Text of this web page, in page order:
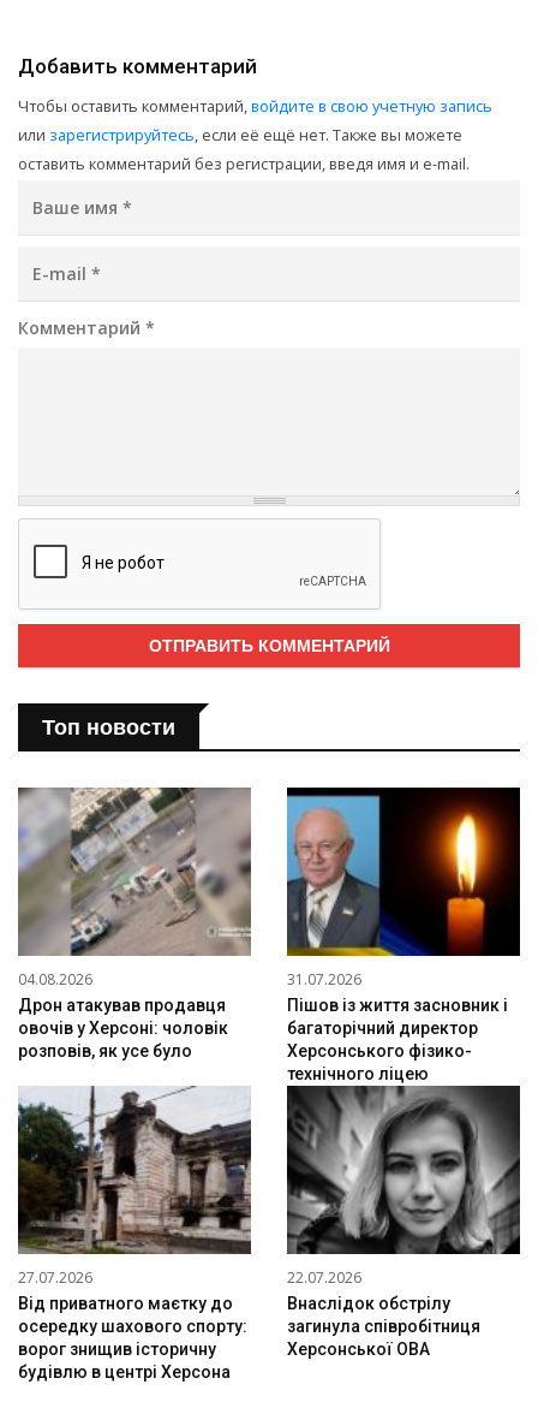
Добавить комментарий
Чтобы оставить комментарий, войдите в свою учетную запись
или зарегистрируйтесь , если её ещё нет. Также вы можете
оставить комментарий без регистрации, введя имя и e-mail.
Комментарий *
Топ новости
04.08.2026
Дрон атакував продавця
овочів у Херсоні: чоловік
розповів, як усе було
31.07.2026
Пішов із життя засновник і
багаторічний директор
Херсонського фізико-
технічного ліцею
27.07.2026
Від приватного маєтку до
осередку шахового спорту:
ворог знищив історичну
будівлю в центрі Херсона
22.07.2026
Внаслідок обстрілу
загинула співробітниця
Херсонської ОВА